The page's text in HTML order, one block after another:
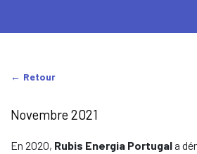
Retour
Novembre 2021
En 2020, Rubis Energia Portugala